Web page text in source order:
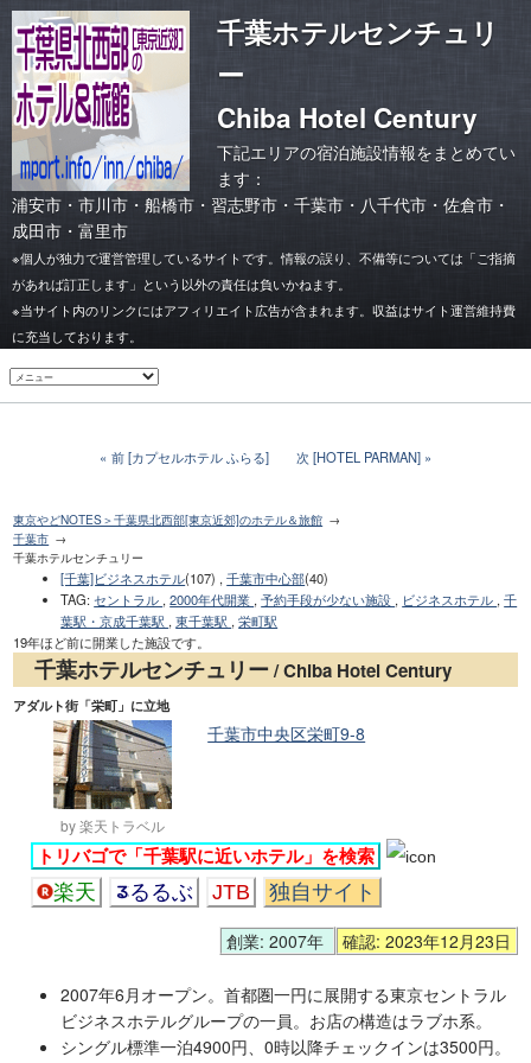
千葉ホテルセンチュリ
ー
Chiba Hotel Century
下記エリアの宿泊施設情報をまとめてい
ます：
浦安市 ・ 市川市 ・ 船橋市・習志野市 ・ 千葉市 ・ 八千代市・佐倉市 ・
成田市・富里市
※個人が独力で運営管理しているサイトです。情報の誤り、不備等については「ご指摘
があれば訂正します」という以外の責任は負いかねます。
※当サイト内のリンクにはアフィリエイト広告が含まれます。収益はサイト運営維持費
に充当しております。
前 [カプセルホテル ふらる] 次 [HOTEL PARMAN]
東京やどNOTES＞千葉県北西部[東京近郊]のホテル＆旅館
千葉市
千葉ホテルセンチュリー
[千葉]ビジネスホテル(107) ,千葉市中心部(40)
TAG:セントラル ,2000年代開業 ,予約手段が少ない施設 , ビジネスホテル ,千
葉駅・京成千葉駅 ,東千葉駅 ,栄町駅
19年ほど前に開業した施設です。
千葉ホテルセンチュリー/ Chiba Hotel Century
アダルト街「栄町」に立地
by 楽天トラベル
千葉市中央区栄町9-8
トリバゴで「千葉駅に近いホテル」を検索
楽天 るるぶ JTB 独自サイト
創業: 2007年 確認: 2023年12月23日
2007年6月オープン。首都圏一円に展開する東京セントラル
ビジネスホテルグループの一員。お店の構造はラブホ系。
シングル標準一泊4900円、0時以降チェックインは3500円。